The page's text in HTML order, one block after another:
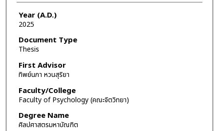
Year (A.D.)
2025
Document Type
Thesis
First Advisor
ทิพย์นภา หวนสุริยา
Faculty/College
Faculty of Psychology (คณะจิตวิทยา)
Degree Name
ศิลปศาสตรมหาบัณฑิต